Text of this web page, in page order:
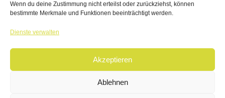
Wenn du deine Zustimmung nicht erteilst oder zurückziehst, können
bestimmte Merkmale und Funktionen beeinträchtigt werden.
Dienste verwalten
Akzeptieren
Ablehnen
© 2026 | TANZWERK
DATENSCHUTZ